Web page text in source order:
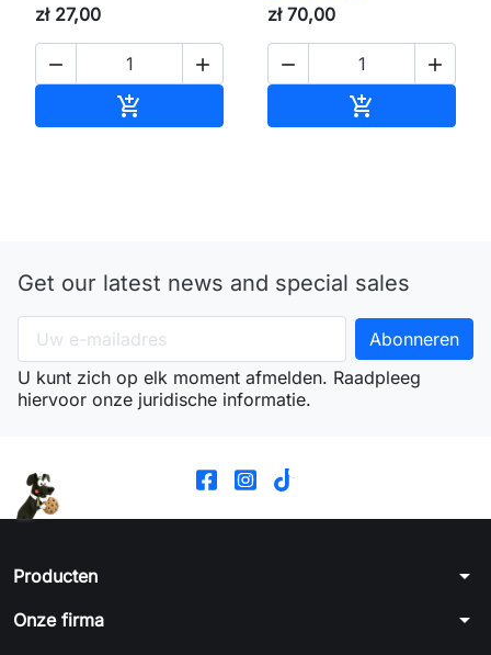
zł 27,00
 
 Toevoegen aan winkelwagen
zł 70,00
 

Get our latest news and special sales
U kunt zich op elk moment afmelden. Raadpleeg
hiervoor onze juridische informatie.
Producten arrow_drop_down
Onze firma arrow_drop_down